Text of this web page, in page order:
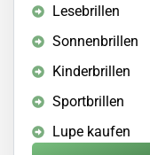
Lesebrillen
Sonnenbrillen
Kinderbrillen
Sportbrillen
Lupe kaufen